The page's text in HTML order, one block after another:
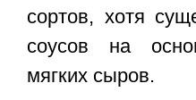
сортов, хотя
соусов на
мягких сыров.